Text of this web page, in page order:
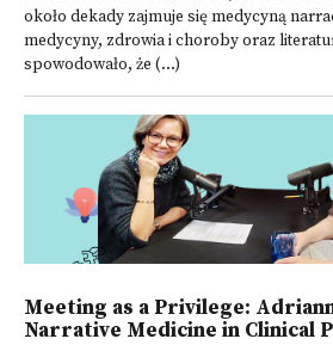
około dekady zajmuje się medycyną
medycyny, zdrowia i choroby oraz
spowodowało, że (...)
Meeting as a Privilege:
Narrative Medicine in Clinical